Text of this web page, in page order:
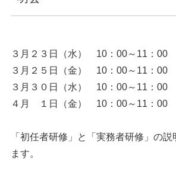
３月２３日（水） 10：00～11：00
３月２５日（金） 10：00～11：00
３月３０日（水） 10：00～11：00
４月 １日（金） 10：00～11：00
「初任者研修」と「実務者研修」の
ます。